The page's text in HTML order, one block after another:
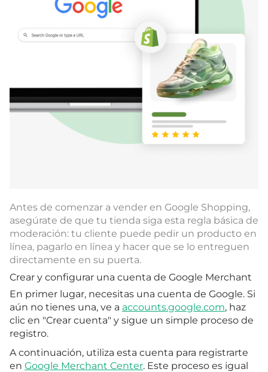
Antes de comenzar a vender en Google Shopping,
asegúrate de que tu tienda siga esta regla básica de
moderación: tu cliente puede pedir un producto en
línea, pagarlo en línea y hacer que se lo entreguen
directamente en su puerta.
Crear y configurar una cuenta de Google Merchant
En primer lugar, necesitas una cuenta de Google. Si
aún no tienes una, ve a accounts.google.com, haz
clic en "Crear cuenta" y sigue un simple proceso de
registro.
A continuación, utiliza esta cuenta para registrarte
en Google Merchant Center. Este proceso es igual